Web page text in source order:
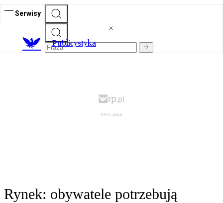
Serwisy
Publicystyka
Rynek: obywatele potrzebują